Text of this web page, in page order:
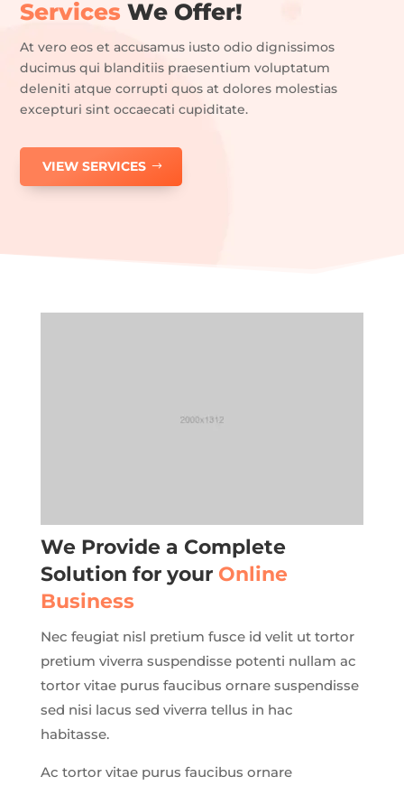
Services We Offer!
At vero eos et accusamus iusto odio dignissimos
ducimus qui blanditiis praesentium voluptatum
deleniti atque corrupti quos at dolores molestias
excepturi sint occaecati cupiditate.
VIEW SERVICES
We Provide a Complete
Solution for your Online
Business
Nec feugiat nisl pretium fusce id velit ut tortor
pretium viverra suspendisse potenti nullam ac
tortor vitae purus faucibus ornare suspendisse
sed nisi lacus sed viverra tellus in hac
habitasse.
Ac tortor vitae purus faucibus ornare